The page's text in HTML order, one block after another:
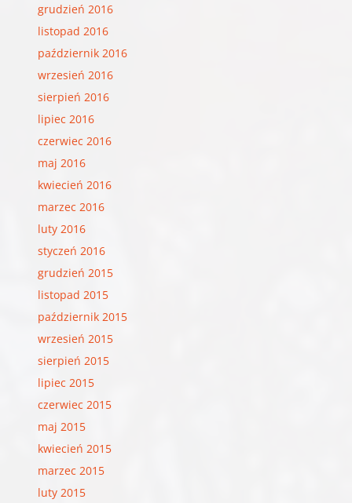
grudzień 2016
listopad 2016
październik 2016
wrzesień 2016
sierpień 2016
lipiec 2016
czerwiec 2016
maj 2016
kwiecień 2016
marzec 2016
luty 2016
styczeń 2016
grudzień 2015
listopad 2015
październik 2015
wrzesień 2015
sierpień 2015
lipiec 2015
czerwiec 2015
maj 2015
kwiecień 2015
marzec 2015
luty 2015